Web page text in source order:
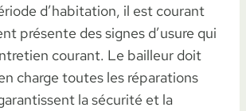
d’habitation, il est courant
présente des signes d’usure qui
courant. Le bailleur doit
charge toutes les réparations
la sécurité et la